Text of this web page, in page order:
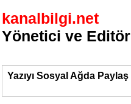
kanalbilgi.net
Yönetici ve Editör
Yazıyı Sosyal Ağda Paylaş